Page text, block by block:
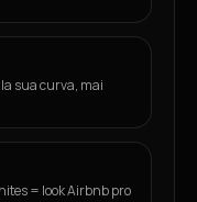
sua curva, mai
= look Airbnb pro